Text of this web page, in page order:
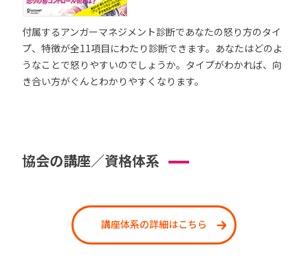
付属するアンガーマネジメント診断であなたの怒り方のタイ
プ、特徴が全11項目にわたり診断できます。あなたはどのよ
うなことで怒りやすいのでしょうか。タイプがわかれば、向
き合い方がぐんとわかりやすくなります。
協会の講座／資格体系
講座体系の詳細はこちら